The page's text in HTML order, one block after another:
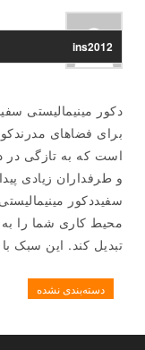
ins2012
دکور مینیمالیستی
برای فضاهای
است که به تازگی در
و طرفداران زیادی
سفیددکور
محیط کاری شما را
تبدیل کند. این سبک
دسته‌بندی نشده